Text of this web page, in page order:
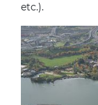
etc.).